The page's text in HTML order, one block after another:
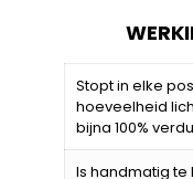
Stopt in elke
hoeveelheid
bijna 100%
Is handmatig